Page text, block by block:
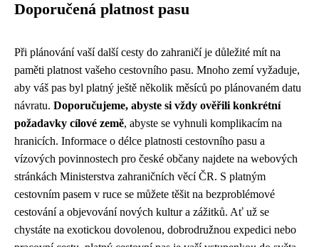
Doporučená platnost pasu
Při plánování vaší další cesty do zahraničí je důležité mít na
paměti platnost vašeho cestovního pasu. Mnoho zemí vyžaduje,
aby váš pas byl platný ještě několik měsíců po plánovaném datu
návratu. Doporučujeme, abyste si vždy ověřili konkrétní
požadavky cílové země, abyste se vyhnuli komplikacím na
hranicích. Informace o délce platnosti cestovního pasu a
vízových povinnostech pro české občany najdete na webových
stránkách Ministerstva zahraničních věcí ČR. S platným
cestovním pasem v ruce se můžete těšit na bezproblémové
cestování a objevování nových kultur a zážitků. Ať už se
chystáte na exotickou dovolenou, dobrodružnou expedici nebo